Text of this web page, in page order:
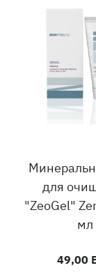
для
"ZeoGel"
мл
49,00